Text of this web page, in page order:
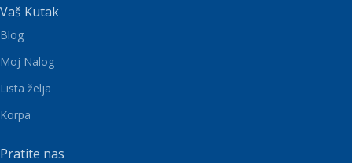
Vaš Kutak
Blog
Moj Nalog
Lista želja
Korpa
Pratite nas